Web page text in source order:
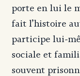
porte en lui le
fait l’histoire
participe lui-
sociale et
souvent